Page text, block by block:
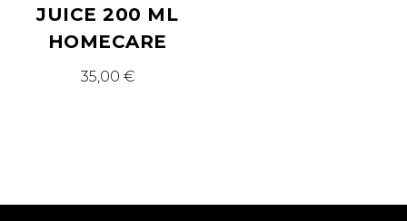
JUICE 200 ML
HOMECARE
35,00 €